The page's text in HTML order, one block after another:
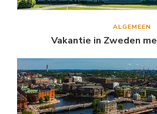
ALGEMEEN
Vakantie in Zweden